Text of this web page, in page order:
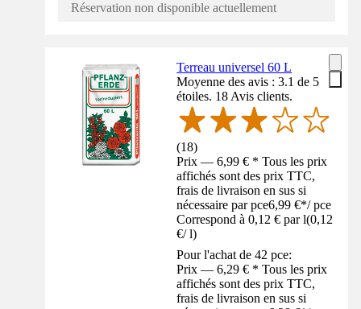
Réservation non disponible actuellement
Terreau universel 60 L
Moyenne des avis : 3.1 de 5
étoiles. 18 Avis clients.
(18)
Prix — 6,99 € * Tous les prix
affichés sont des prix TTC,
frais de livraison en sus si
nécessaire par pce6,99 €*/ pce
Correspond à 0,12 € par l(0,12
€/ l)
Pour l'achat de 42 pce:
Prix — 6,29 € * Tous les prix
affichés sont des prix TTC,
frais de livraison en sus si